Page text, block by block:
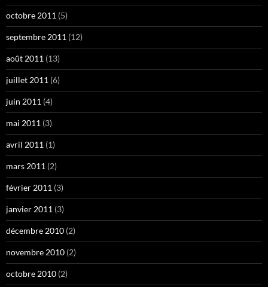
octobre 2011 (5)
septembre 2011 (12)
août 2011 (13)
juillet 2011 (6)
juin 2011 (4)
mai 2011 (3)
avril 2011 (1)
mars 2011 (2)
février 2011 (3)
janvier 2011 (3)
décembre 2010 (2)
novembre 2010 (2)
octobre 2010 (2)